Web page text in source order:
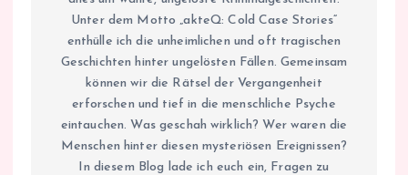
Unter dem Motto „akteQ: Cold Case Stories“
enthülle ich die unheimlichen und oft tragischen
Geschichten hinter ungelösten Fällen. Gemeinsam
können wir die Rätsel der Vergangenheit
erforschen und tief in die menschliche Psyche
eintauchen. Was geschah wirklich? Wer waren die
Menschen hinter diesen mysteriösen Ereignissen?
In diesem Blog lade ich euch ein, Fragen zu